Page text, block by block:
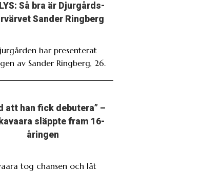
Så bra är Djurgårds-
Sander Ringberg
har presenterat
av Sander Ringberg, 26.
att han fick debutera” –
släppte fram 16-
åringen
tog chansen och lät